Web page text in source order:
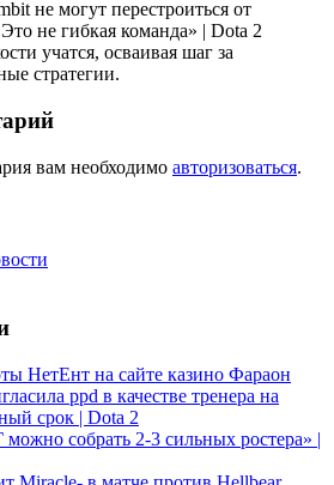
учатся, осваивая шаг за
стратегии.
вам необходимо авторизоваться.
НетЕнт на сайте казино Фараон
ppd в качестве тренера на
срок | Dota 2
собрать 2-3 сильных ростера» |